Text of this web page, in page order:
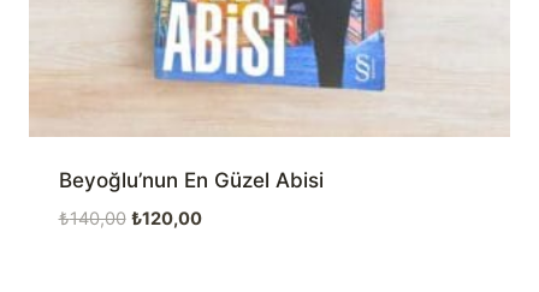
Beyoğlu’nun En Güzel Abisi
₺140,00 Orijinal
₺120,00Şu